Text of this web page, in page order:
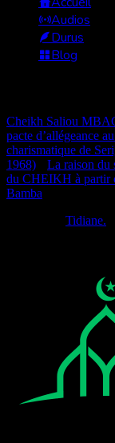
Audios
Durus
Blog
Cheikh Saliou
pacte d’allégeance
charismatique de
1968)
La raison du
du CHEIKH à partir
Bamba
Tidiane.